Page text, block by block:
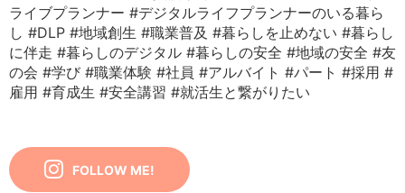
ライブプランナー #デジタルライフプランナーのいる暮ら
し #DLP #地域創生 #職業普及 #暮らしを止めない #暮らし
に伴走 #暮らしのデジタル #暮らしの安全 #地域の安全 #友
の会 #学び #職業体験 #社員 #アルバイト #パート #採用 #
雇用 #育成生 #安全講習 #就活生と繋がりたい
FOLLOW ME!